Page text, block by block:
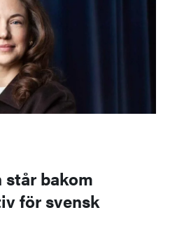
bakom
för svensk